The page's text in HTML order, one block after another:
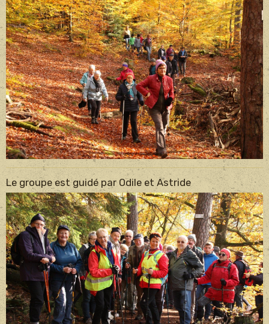
Le groupe est guidé par Odile et Astride